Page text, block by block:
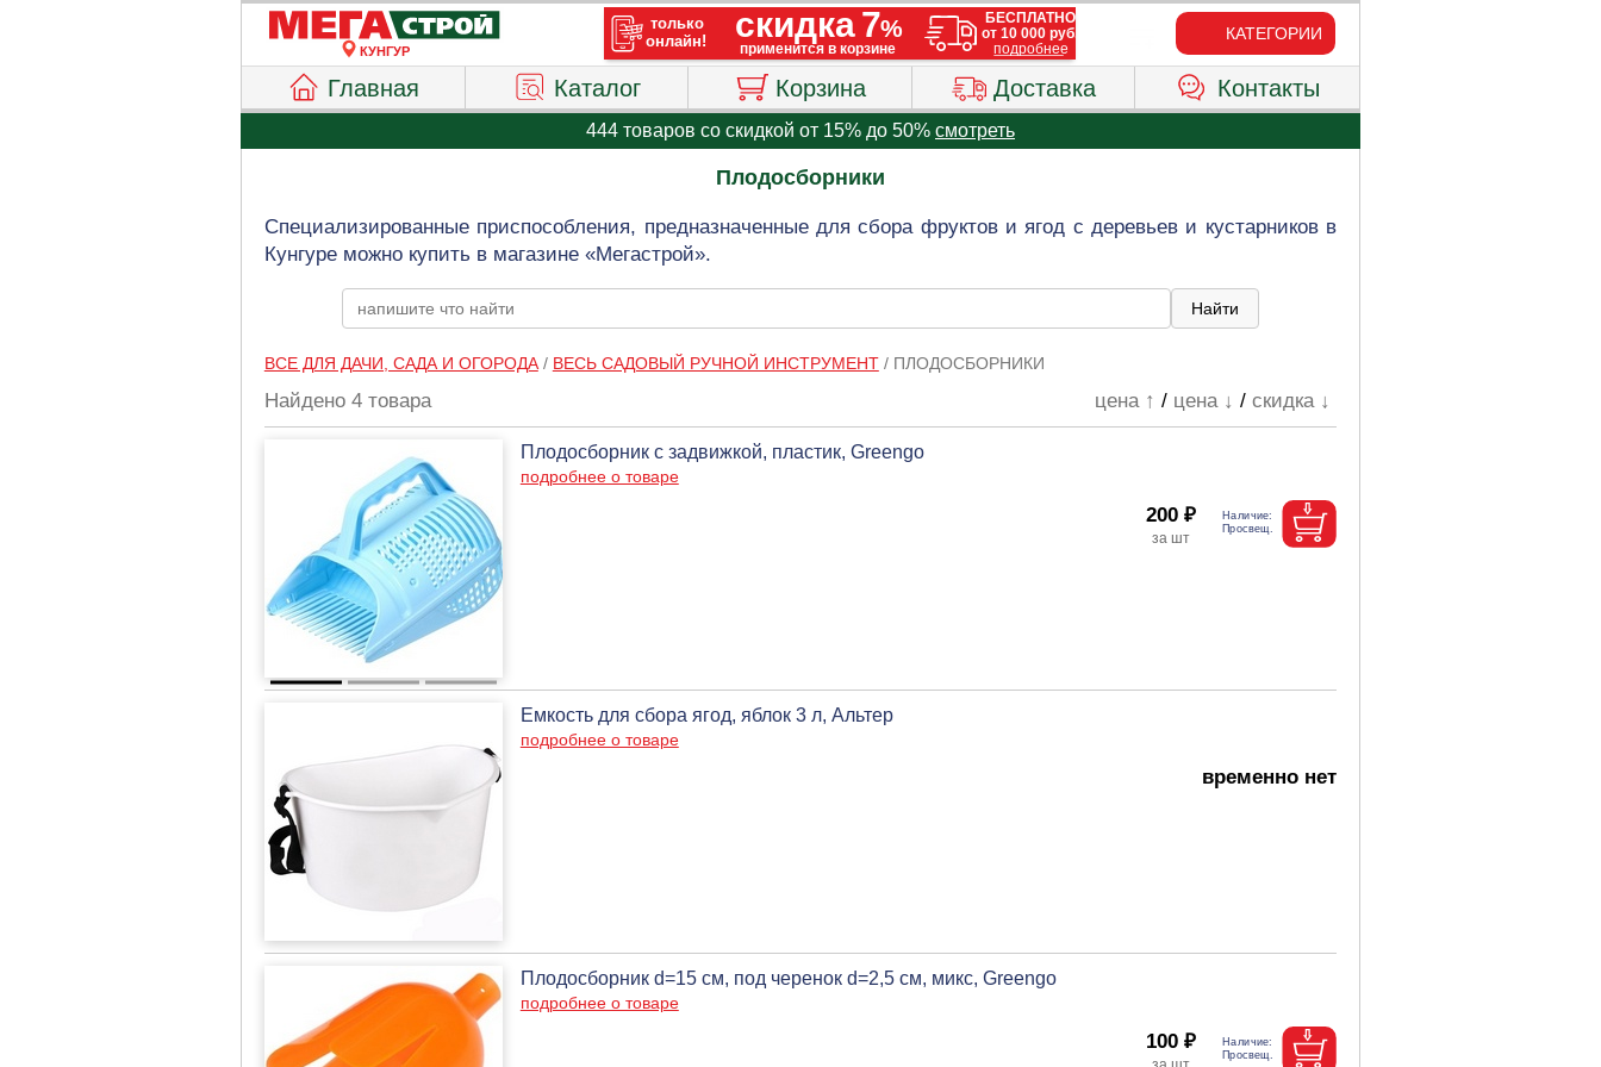
КУНГУР
КАТЕГОРИИ
Главная Каталог Корзина Доставка Контакты
444 товаров со скидкой от 15% до 50% смотреть
Плодосборники
Специализированные приспособления, предназначенные для сбора фруктов и ягод с деревьев и кустарников в
Кунгуре можно купить в магазине «Мегастрой».
ВСЕ ДЛЯ ДАЧИ, САДА И ОГОРОДА/ ВЕСЬ САДОВЫЙ РУЧНОЙ ИНСТРУМЕНТ/ ПЛОДОСБОРНИКИ
Найдено 4 товара цена ↑ / цена ↓ /скидка ↓
Плодосборник с задвижкой, пластик, Greengo
подробнее о товаре
200 ₽
Емкость для сбора ягод, яблок 3 л, Альтер
подробнее о товаре
временно нет
Плодосборник d=15 см, под черенок d=2,5 см, микс, Greengo
подробнее о товаре
100 ₽